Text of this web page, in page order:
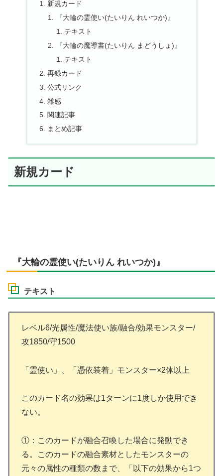
新規カード
『大輪の霊使い(たいりん れいつか)』
テキスト
『大輪の魔導書(たいりん まどうしょ)』
テキスト
再録カード
公式リンク
雑感
関連記事
まとめ記事
新規カード
『大輪の霊使い(たいりん れいつか)』
テキスト
レベル6/光属性/魔法使い族/融合/効果モンスター/
攻1850/守1500
「霊使い」、「憑依装着」モンスター×2体以上
このカード名の効果は1ターンに1度しか使用でき
ない。
①：このカードが融合召喚した場合に発動でき
る。このカードの融合素材としたモンスターの
元々の属性の種類の数まで、「以下の効果から1つ